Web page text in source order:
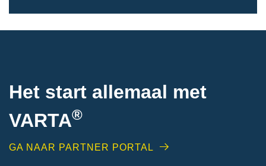
Het start allemaal met
VARTA®
GA NAAR PARTNER PORTAL